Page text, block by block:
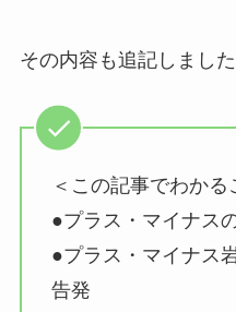
その内容も追記しました
＜この記事でわかる
●プラス・マイナス
●プラス・マイナス
告発